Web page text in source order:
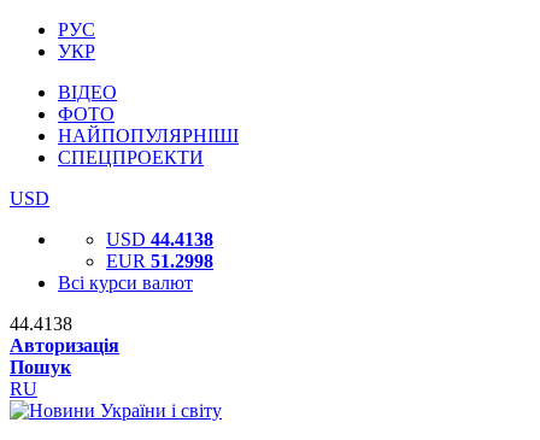
РУС
УКР
ВІДЕО
ФОТО
НАЙПОПУЛЯРНІШІ
СПЕЦПРОЕКТИ
USD
USD 44.4138
EUR 51.2998
Всі курси валют
44.4138
Авторизація
Пошук
RU